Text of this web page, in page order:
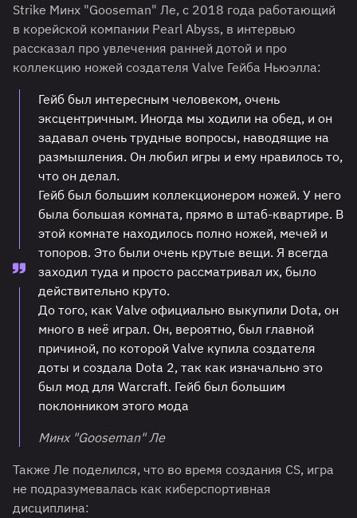
Strike Минх "Gooseman" Ле, с 2018 года работающий
в корейской компании Pearl Abyss, в интервью
рассказал про увлечения ранней дотой и про
коллекцию ножей создателя Valve Гейба Ньюэлла:
Гейб был интересным человеком, очень
эксцентричным. Иногда мы ходили на обед, и он
задавал очень трудные вопросы, наводящие на
размышления. Он любил игры и ему нравилось то,
что он делал.
Гейб был большим коллекционером ножей. У него
была большая комната, прямо в штаб-квартире. В
этой комнате находилось полно ножей, мечей и
топоров. Это были очень крутые вещи. Я всегда
заходил туда и просто рассматривал их, было
действительно круто.
До того, как Valve официально выкупили Dota, он
много в неё играл. Он, вероятно, был главной
причиной, по которой Valve купила создателя
доты и создала Dota 2, так как изначально это
был мод для Warcraft. Гейб был большим
поклонником этого мода
Минх "Gooseman" Ле
Также Ле поделился, что во время создания CS, игра
не подразумевалась как киберспортивная
дисциплина: